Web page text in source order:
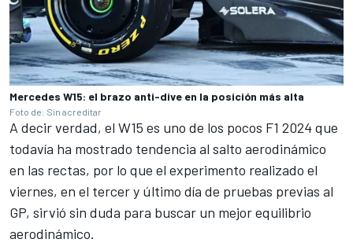
Mercedes W15: el brazo anti-dive en la posición más alta
Foto de: Sin acreditar
A decir verdad, el W15 es uno de los pocos F1 2024 que
todavía ha mostrado tendencia al salto aerodinámico
en las rectas, por lo que el experimento realizado el
viernes, en el tercer y último día de pruebas previas al
GP, sirvió sin duda para buscar un mejor equilibrio
aerodinámico.